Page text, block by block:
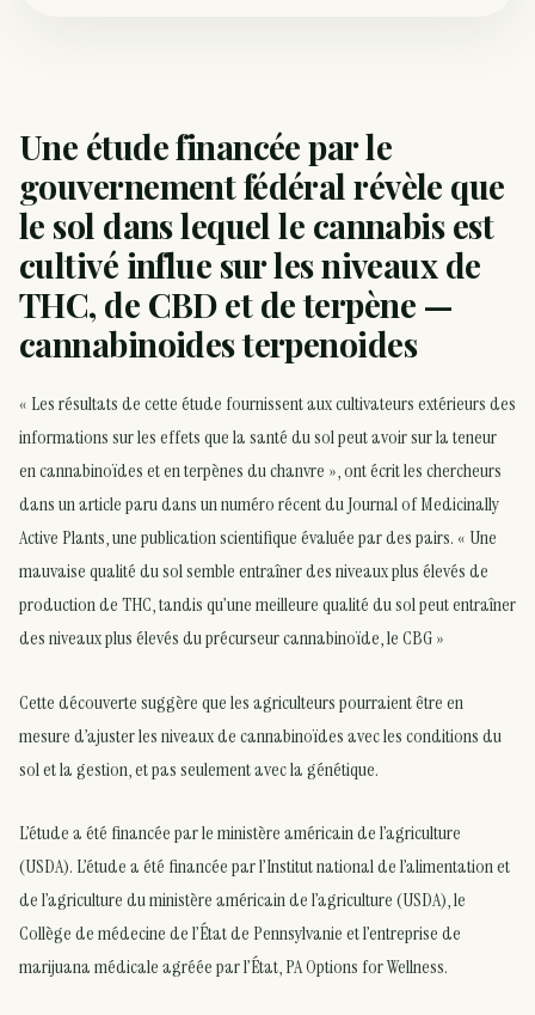
Une étude financée par le
gouvernement fédéral révèle que
le sol dans lequel le cannabis est
cultivé influe sur les niveaux de
THC, de CBD et de terpène —
cannabinoides terpenoides
« Les résultats de cette étude fournissent aux cultivateurs extérieurs des
informations sur les effets que la santé du sol peut avoir sur la teneur
en cannabinoïdes et en terpènes du chanvre », ont écrit les chercheurs
dans un article paru dans un numéro récent du Journal of Medicinally
Active Plants, une publication scientifique évaluée par des pairs. « Une
mauvaise qualité du sol semble entraîner des niveaux plus élevés de
production de THC, tandis qu’une meilleure qualité du sol peut entraîner
des niveaux plus élevés du précurseur cannabinoïde, le CBG »
Cette découverte suggère que les agriculteurs pourraient être en
mesure d’ajuster les niveaux de cannabinoïdes avec les conditions du
sol et la gestion, et pas seulement avec la génétique.
L’étude a été financée par le ministère américain de l’agriculture
(USDA). L’étude a été financée par l’Institut national de l’alimentation et
de l’agriculture du ministère américain de l’agriculture (USDA), le
Collège de médecine de l’État de Pennsylvanie et l’entreprise de
marijuana médicale agréée par l’État, PA Options for Wellness.